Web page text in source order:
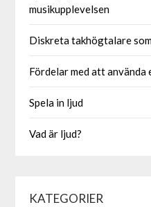
musikupplevelsen
Diskreta takhögtalare
Fördelar med att
Spela in ljud
Vad är ljud?
KATEGORIER